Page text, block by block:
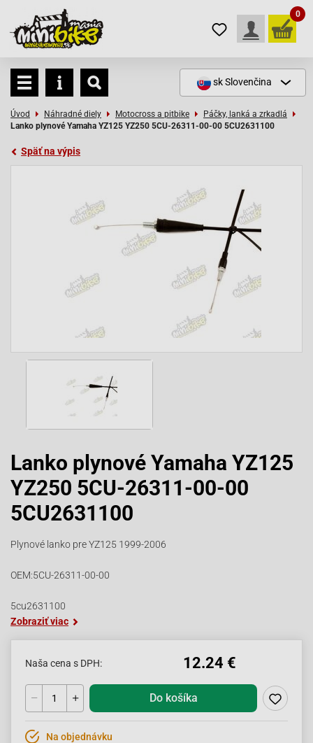
0
skSlovenčina
Úvod Náhradné diely Motocross a pitbike
Páčky, lanká a zrkadlá
Lanko plynové Yamaha YZ125 YZ250 5CU-26311-00-00 5CU2631100
Späť na výpis
Lanko plynové Yamaha YZ125
YZ250 5CU-26311-00-00
5CU2631100
Plynové lanko pre YZ125 1999-2006
OEM:5CU-26311-00-00
5cu2631100
Zobraziť viac
Naša cena s DPH: 12.24 €
Do košíka
Na objednávku